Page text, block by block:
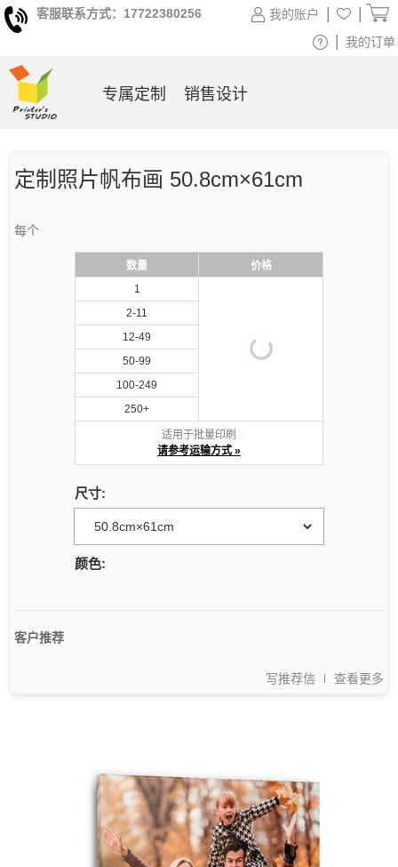
定制照片帆布画 50.8cm×61cm
每个
数量
价格
1
2-11
12-49
50-99
100-249
250+
适用于批量印刷
请参考运输方式 »
尺寸:
颜色:
客户推荐
写推荐信 查看更多
客服联系方式：17722380256 我的账户
我的订单
专属定制 销售设计